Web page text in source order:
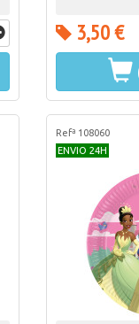
3,50 €
Refª 108060
ENVIO 24H